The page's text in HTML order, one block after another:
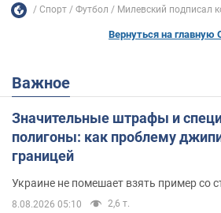
Спорт Футбол Милевский подписал
Вернуться на главную
Важное
Значительные штрафы и
полигоны: как проблему
границей
Украине не помешает взять пример со
8.08.2026 05:10 2,6 т.